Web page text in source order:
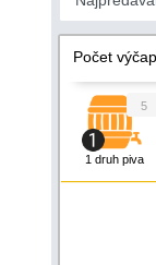
Počet
1 druh piva
5